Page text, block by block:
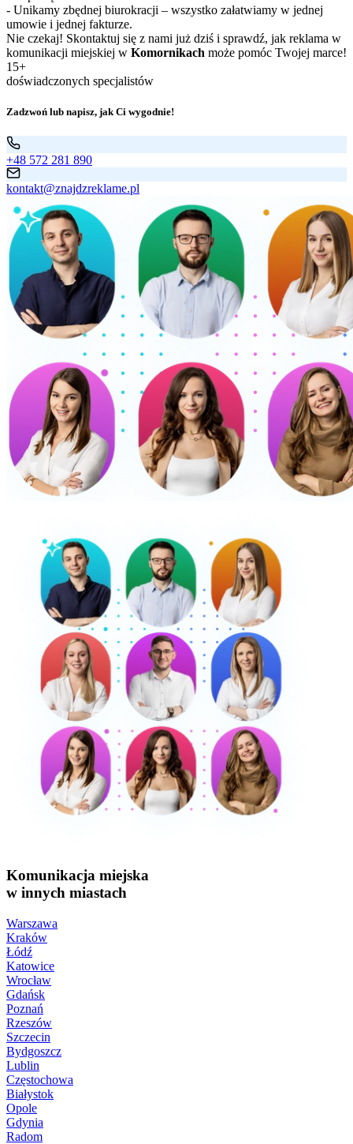
- Unikamy zbędnej biurokracji – wszystko załatwiamy w jednej
umowie i jednej fakturze.
Nie czekaj! Skontaktuj się z nami już dziś i sprawdź, jak reklama w
komunikacji miejskiej w Komornikach może pomóc Twojej marce!
15+
doświadczonych specjalistów
Zadzwoń lub napisz, jak Ci wygodnie!
+48 572 281 890
kontakt@znajdzreklame.pl
Komunikacja miejska
w innych miastach
Warszawa
Kraków
Łódź
Katowice
Wrocław
Gdańsk
Poznań
Rzeszów
Szczecin
Bydgoszcz
Lublin
Częstochowa
Białystok
Opole
Gdynia
Radom